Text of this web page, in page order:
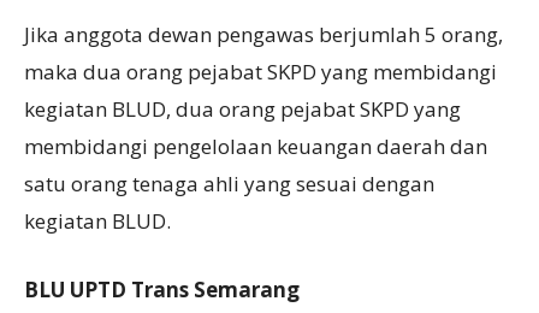
Jika anggota dewan pengawas berjumlah 5 orang,
maka dua orang pejabat SKPD yang membidangi
kegiatan BLUD, dua orang pejabat SKPD yang
membidangi pengelolaan keuangan daerah dan
satu orang tenaga ahli yang sesuai dengan
kegiatan BLUD.
BLU UPTD Trans Semarang